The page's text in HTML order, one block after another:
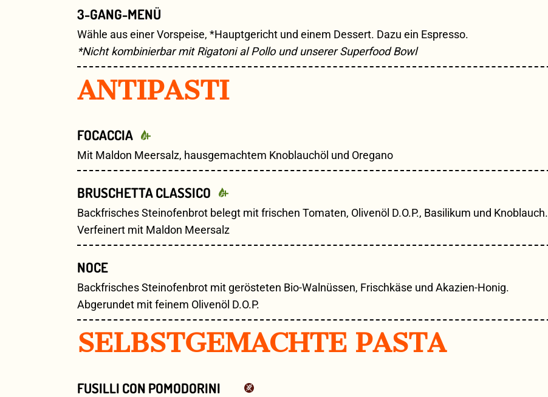
3-GANG-MENÜ
Wähle aus einer Vorspeise, *Hauptgericht und einem Dessert. Dazu ein Espresso.
*Nicht kombinierbar mit Rigatoni al Pollo und unserer Superfood Bowl
ANTIPASTI
FOCACCIA
Mit Maldon Meersalz, hausgemachtem Knoblauchöl und Oregano
BRUSCHETTA CLASSICO
Backfrisches Steinofenbrot belegt mit frischen Tomaten, Olivenöl D.O.P., Basilikum und Knoblauch.
Verfeinert mit Maldon Meersalz
NOCE
Backfrisches Steinofenbrot mit gerösteten Bio-Walnüssen, Frischkäse und Akazien-Honig.
Abgerundet mit feinem Olivenöl D.O.P.
SELBSTGEMACHTE PASTA
FUSILLI CON POMODORINI